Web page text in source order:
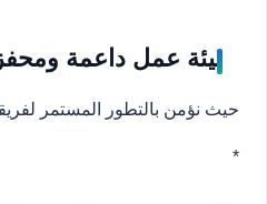
بيئة عمل داعمة
حيث نؤمن بالتطور المستمر
*